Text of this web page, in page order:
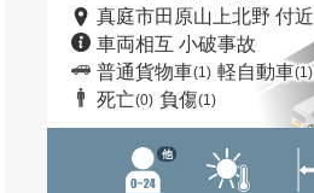
真庭市田原山上北野 付近
車両相互 小破事故
普通貨物車(1) 軽自動車(1)
死亡(0) 負傷(1)
他